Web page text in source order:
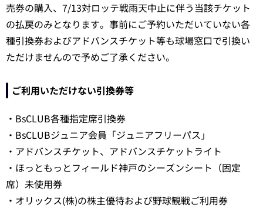
売券の購入、7/13対ロッテ戦雨天中止に伴う当該チケット
の払戻のみとなります。事前にご予約いただいていない各
種引換券およびアドバンスチケット等も球場窓口で引換い
ただけませんので予めご了承ください。
ご利用いただけない引換券等
・BsCLUB各種指定席引換券
・BsCLUBジュニア会員「ジュニアフリーパス」
・アドバンスチケット、アドバンスチケットライト
・ほっともっとフィールド神戸のシーズンシート（固定
席）未使用券
・オリックス(株)の株主優待および野球観戦ご利用券